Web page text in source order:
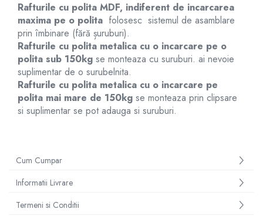
Rafturile cu polita MDF, indiferent de incarcarea
maxima pe o polita folosesc sistemul de asamblare
prin îmbinare (fără șuruburi).
Rafturile cu polita metalica cu o incarcare pe o
polita sub 150kg se monteaza cu suruburi. ai nevoie
suplimentar de o surubelnita.
Rafturile cu polita metalica cu o incarcare pe
polita mai mare de 150kg se monteaza prin clipsare
si suplimentar se pot adauga si suruburi.
Cum Cumpar
Informatii Livrare
Termeni si Conditii